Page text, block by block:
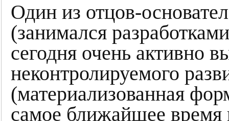
Один из отцов-
(занимался
сегодня очень активно
неконтролируемого
(материализованная
самое ближайшее время